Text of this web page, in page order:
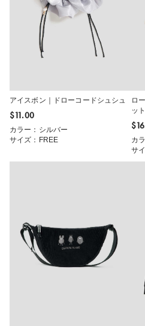
アイスボン｜ドローコードシュシュ
$‌11.00
カラー：シルバー
サイズ：FREE
ロ
ッ
カ
サ